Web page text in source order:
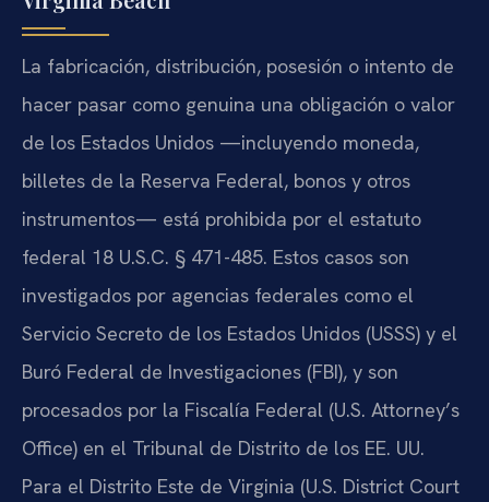
La fabricación, distribución, posesión o intento de
hacer pasar como genuina una obligación o valor
de los Estados Unidos —incluyendo moneda,
billetes de la Reserva Federal, bonos y otros
instrumentos— está prohibida por el estatuto
federal 18 U.S.C. § 471-485. Estos casos son
investigados por agencias federales como el
Servicio Secreto de los Estados Unidos (USSS) y el
Buró Federal de Investigaciones (FBI), y son
procesados por la Fiscalía Federal (U.S. Attorney’s
Office) en el Tribunal de Distrito de los EE. UU.
Para el Distrito Este de Virginia (U.S. District Court